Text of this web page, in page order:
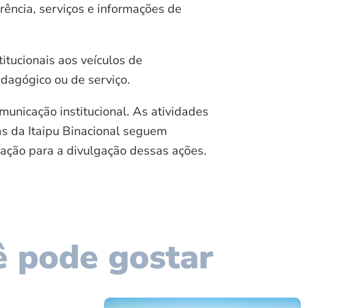
serviços e informações de
aos veículos de
ou de serviço.
institucional. As atividades
da Itaipu Binacional seguem
para a divulgação dessas ações.
pode gostar